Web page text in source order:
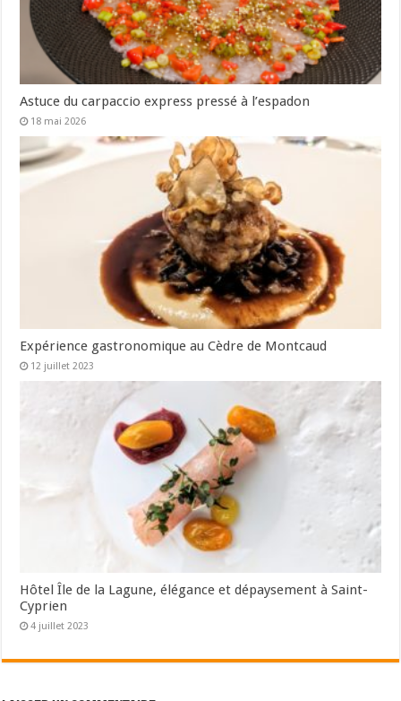
Astuce du carpaccio express pressé à l’espadon
18 mai 2026
Expérience gastronomique au Cèdre de Montcaud
12 juillet 2023
Hôtel Île de la Lagune, élégance et dépaysement à Saint-
Cyprien
4 juillet 2023